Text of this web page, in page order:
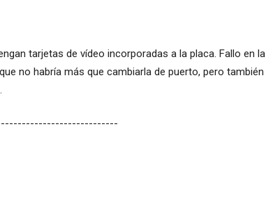
tarjetas de vídeo incorporadas a la placa. Fallo en la
no habría más que cambiarla de puerto, pero también